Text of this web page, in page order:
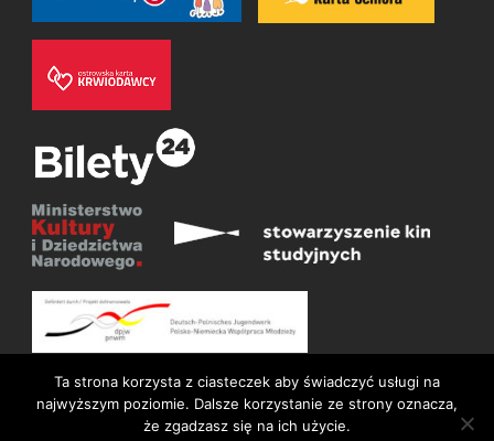
© Wszelkie prawa zastrzeżone 2026
Ta strona korzysta z ciasteczek aby świadczyć usługi na
najwyższym poziomie. Dalsze korzystanie ze strony oznacza,
że zgadzasz się na ich użycie.